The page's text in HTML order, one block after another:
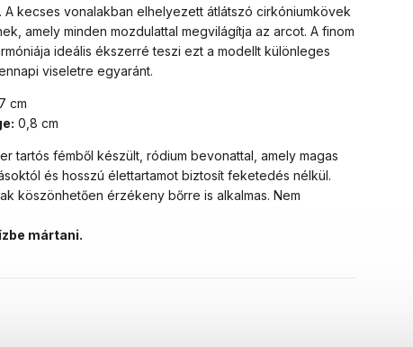
kecses vonalakban elhelyezett átlátszó cirkóniumkövek
amely minden mozdulattal megvilágítja az arcot. A finom
ideális ékszerré teszi ezt a modellt különleges
viseletre egyaránt.
cm
0,8 cm
tartós fémből készült, ródium bevonattal, amely magas
és hosszú élettartamot biztosít feketedés nélkül.
köszönhetően érzékeny bőrre is alkalmas. Nem
mártani.